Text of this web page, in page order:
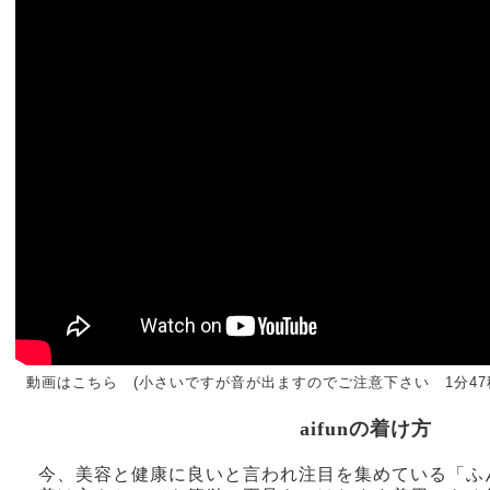
こちら (小さいですが音が出ますのでご注意下さい 1分47
aifunの着け方
今、美容と健康に良いと言われ注目を集めている「ふ